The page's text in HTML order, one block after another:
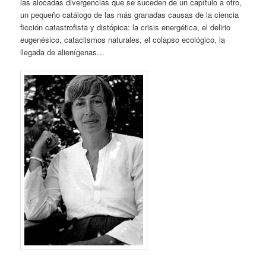
un pequeño catálogo de las más granadas causas de la ciencia
ficción catastrofista y distópica: la crisis energética, el delirio
eugenésico, cataclismos naturales, el colapso ecológico, la
llegada de alienígenas…